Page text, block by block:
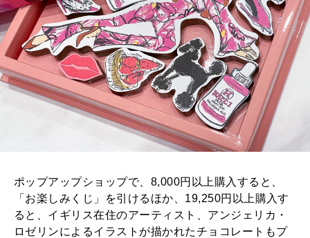
ポップアップショップで、8,000円以上購入すると、
「お楽しみくじ」を引けるほか、19,250円以上購入す
ると、イギリス在住のアーティスト、アンジェリカ・
ロゼリンによるイラストが描かれたチョコレートもプ